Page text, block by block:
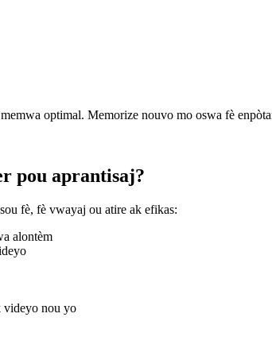
optimal. Memorize nouvo mo oswa fè
pou aprantisaj?
fè, fè vwayaj ou atire ak efikas:
alontèm
videyo nou yo